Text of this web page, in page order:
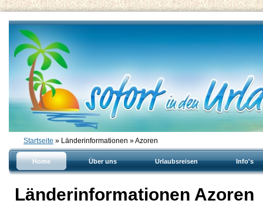
Startseite » Länderinformationen » Azoren
Home Über uns Urlaubsreisen Info's
Länderinformationen Azoren